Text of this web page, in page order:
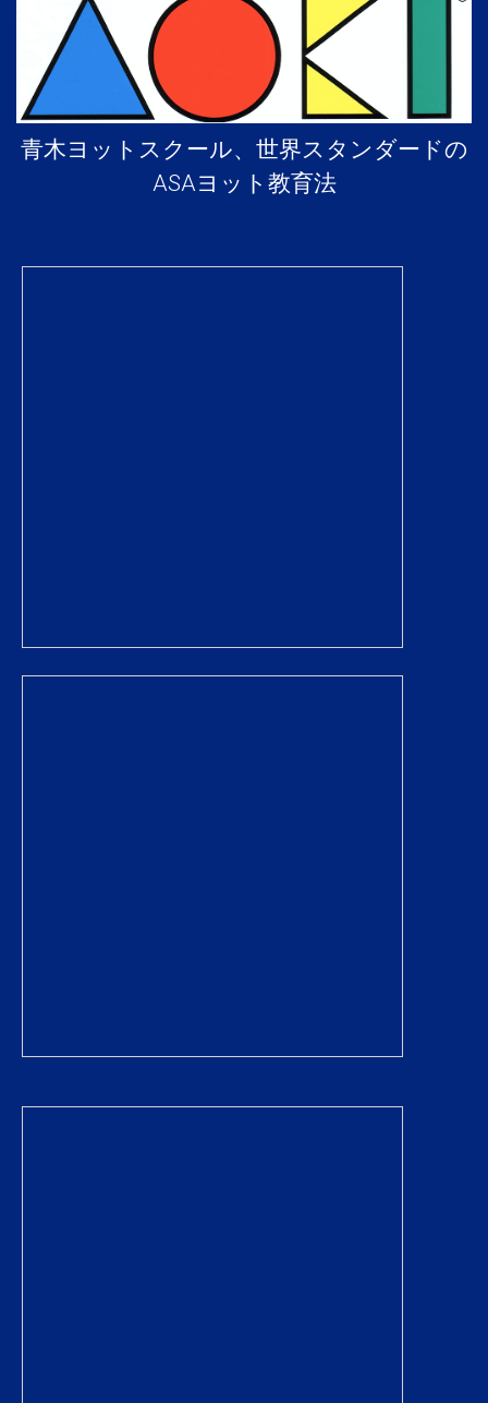
青木ヨットスクール、世界スタンダードの
ASAヨット教育法